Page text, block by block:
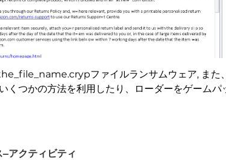
ファイルランサムウェア, また
つかの方法を利用したり、ローダーをゲーム
アクティビティ